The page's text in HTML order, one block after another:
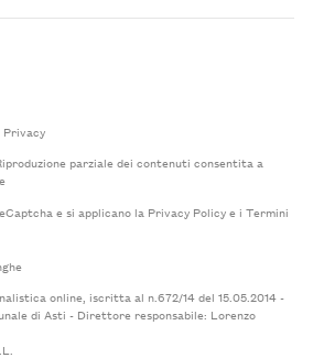
Privacy
parziale dei contenuti consentita a
e si applicano la Privacy Policye i Termini
online, iscritta al n.672/14 del 15.05.2014 -
di Asti - Direttore responsabile: Lorenzo